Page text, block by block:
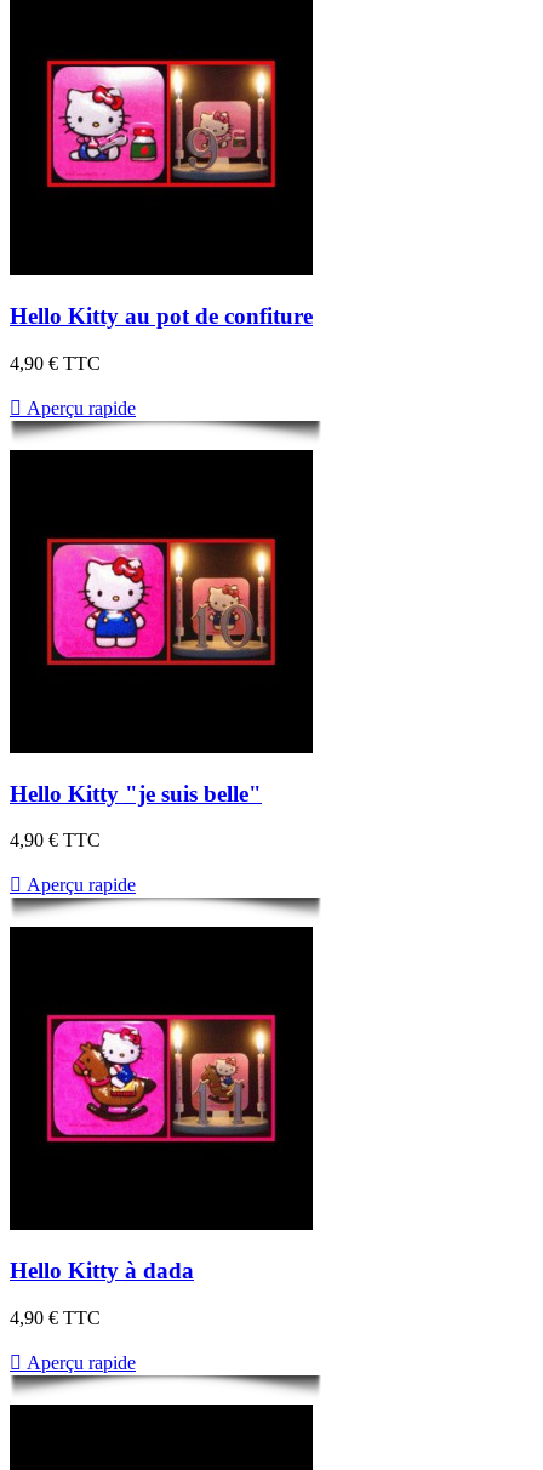
Hello Kitty au pot de confiture
4,90 € TTC
 Aperçu rapide
Hello Kitty "je suis belle"
4,90 € TTC
 Aperçu rapide
Hello Kitty à dada
4,90 € TTC
 Aperçu rapide